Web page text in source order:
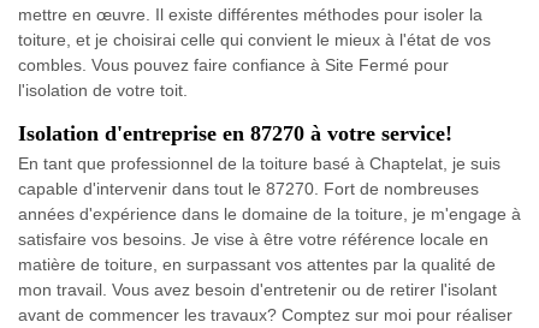
mettre en œuvre. Il existe différentes méthodes pour isoler la
toiture, et je choisirai celle qui convient le mieux à l'état de vos
combles. Vous pouvez faire confiance à Site Fermé pour
l'isolation de votre toit.
Isolation d'entreprise en 87270 à votre service!
En tant que professionnel de la toiture basé à Chaptelat, je suis
capable d'intervenir dans tout le 87270. Fort de nombreuses
années d'expérience dans le domaine de la toiture, je m'engage à
satisfaire vos besoins. Je vise à être votre référence locale en
matière de toiture, en surpassant vos attentes par la qualité de
mon travail. Vous avez besoin d'entretenir ou de retirer l'isolant
avant de commencer les travaux? Comptez sur moi pour réaliser